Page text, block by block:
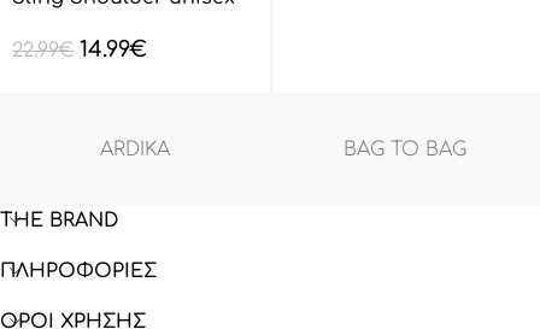
BL132801
22.99€ 14.99€
ARDIKA BAG TO BAG
THE BRAND
ΠΛΗΡΟΦΟΡΙΕΣ
ΟΡΟΙ ΧΡΗΣΗΣ